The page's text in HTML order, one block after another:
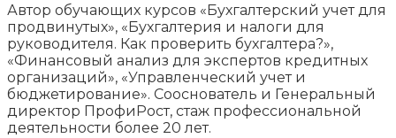
Автор обучающих курсов «Бухгалтерский учет для
продвинутых», «Бухгалтерия и налоги для
руководителя. Как проверить бухгалтера?»,
«Финансовый анализ для экспертов кредитных
организаций», «Управленческий учет и
бюджетирование». Сооснователь и Генеральный
директор ПрофиРост, стаж профессиональной
деятельности более 20 лет.